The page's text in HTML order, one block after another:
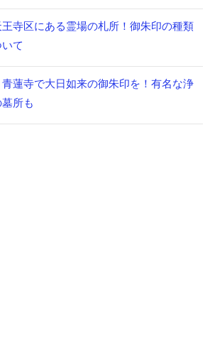
寺区にある霊場の札所！御朱印の種類
て
蓮寺で大日如来の御朱印を！有名な浄
所も